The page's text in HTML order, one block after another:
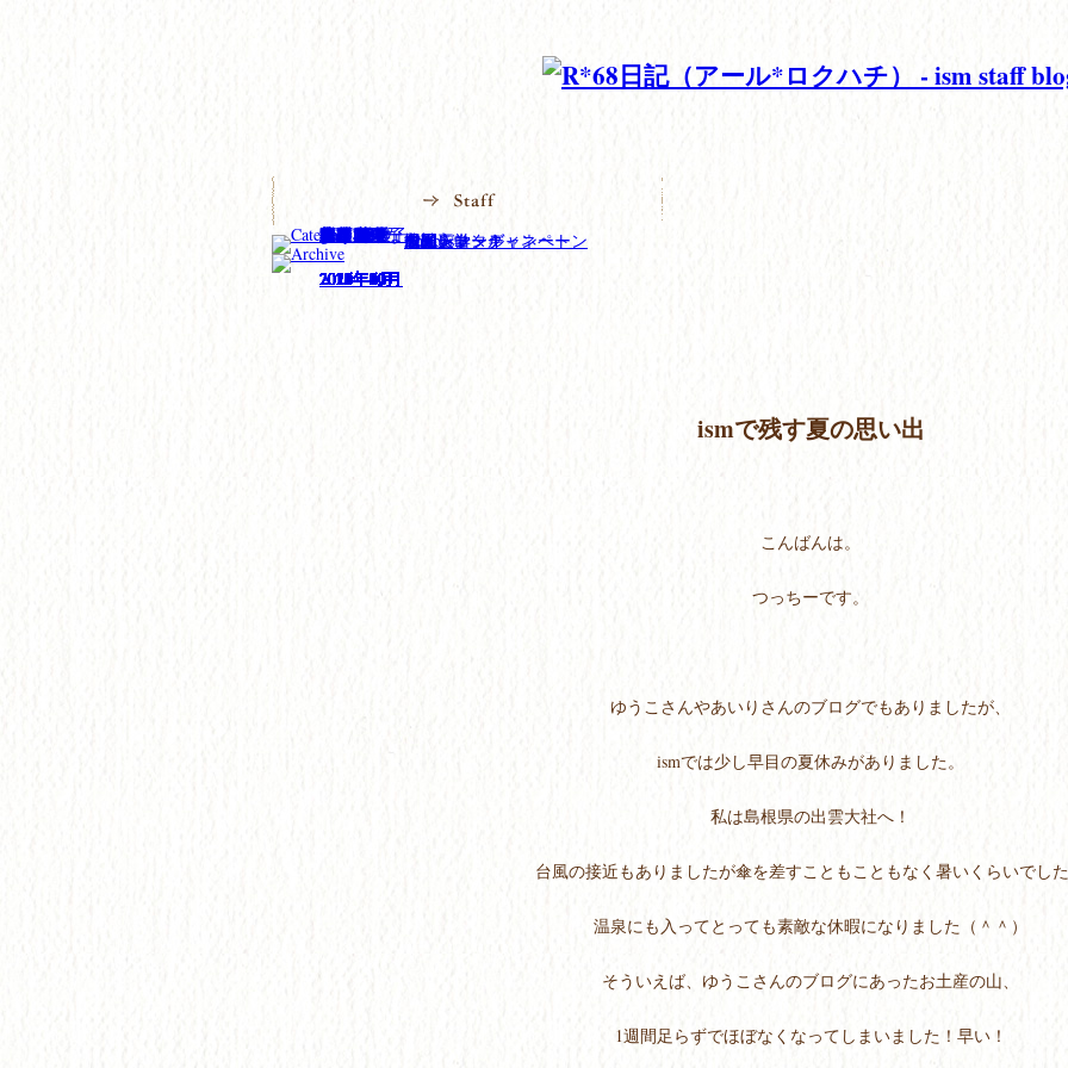
All
ism
上西 愛里
前川えりな
北野真理
川本麻奈
平田 幸大
新重早織
木下眞澄
瀧口治代
牛尾 祐子
田路由未子
矢野寛子
石田 亜希子
石田 直之
藤井 恵
藤田直子
遠藤友絵
黒土 真季 All
ism:basic
イベント・キャンペーン
ウェディング
お知らせ
フォトコーディネート
七五三
入園入学
成人
振袖レンタル
撮影
日記
All
2025年8月
2025年7月
2025年5月
2025年4月
2025年3月
2024年11月
2024年10月
2024年8月
2024年6月
2024年5月
2024年4月
2024年3月
2024年2月
2023年10月
2023年9月
2023年7月
2022年8月
2021年7月
2021年2月
2021年1月
2020年12月
2020年10月
2020年9月
2020年6月
2020年5月
2020年4月
2020年3月
2020年2月
2020年1月
2019年12月
2019年11月
2019年10月
2019年9月
2019年8月
2019年7月
2019年6月
2019年5月
2019年4月
2019年3月
2019年2月
2019年1月
2018年12月
2018年11月
2018年10月
2018年9月
2018年8月
2018年7月
2018年6月
2018年5月
2018年4月
2018年3月
2018年2月
2018年1月
2017年12月
2017年11月
2017年10月
2017年9月
2017年8月
2017年7月
2017年6月
2017年5月
2017年4月
2017年3月
2017年2月
2017年1月
2016年12月
2016年11月
2016年10月
2016年9月
2016年8月
2016年7月
2016年6月
2016年5月
2016年4月
2016年3月
2016年2月
2016年1月
2015年12月
2015年11月
2015年10月
2015年9月
2015年8月
2015年7月
2015年6月
2015年5月
2015年4月
2015年3月
2015年2月
2015年1月
2014年12月
2014年11月
2014年10月
2014年9月
2014年8月
2014年7月
2014年6月
2014年5月
2014年4月
2014年3月
2014年2月
2014年1月
2013年12月
2013年11月
2013年10月
2013年9月
ismで残す夏の思い出
こんばんは。
つっちーです。
ゆうこさんやあいりさんのブログでもありましたが、
ismでは少し早目の夏休みがありました。
私は島根県の出雲大社へ！
台風の接近もありましたが傘を差すこともこともなく暑いくらいでし
温泉にも入ってとっても素敵な休暇になりました（＾＾）
そういえば、ゆうこさんのブログにあったお土産の山、
1週間足らずでほぼなくなってしまいました！早い！